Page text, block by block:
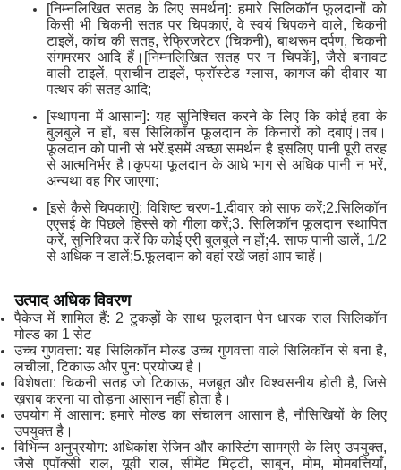
[निम्नलिखित सतह के लिए समर्थन]: हमारे सिलिकॉन फूलदानों को
किसी भी चिकनी सतह पर चिपकाएं, वे स्वयं चिपकने वाले, चिकनी
टाइलें, कांच की सतह, रेफ्रिजरेटर (चिकनी), बाथरूम दर्पण, चिकनी
संगमरमर आदि हैं।[निम्नलिखित सतह पर न चिपकें], जैसे बनावट
वाली टाइलें, प्राचीन टाइलें, फ्रॉस्टेड ग्लास, कागज की दीवार या
पत्थर की सतह आदि;
[स्थापना में आसान]: यह सुनिश्चित करने के लिए कि कोई हवा के
बुलबुले न हों, बस सिलिकॉन फूलदान के किनारों को दबाएं।तब।
फूलदान को पानी से भरें.इसमें अच्छा समर्थन है इसलिए पानी पूरी तरह
से आत्मनिर्भर है।कृपया फूलदान के आधे भाग से अधिक पानी न भरें,
अन्यथा वह गिर जाएगा;
[इसे कैसे चिपकाएं]: विशिष्ट चरण-1.दीवार को साफ करें;2.सिलिकॉन
एएसई के पिछले हिस्से को गीला करें;3. सिलिकॉन फूलदान स्थापित
करें, सुनिश्चित करें कि कोई एरी बुलबुले न हों;4. साफ पानी डालें, 1/2
से अधिक न डालें;5.फूलदान को वहां रखें जहां आप चाहें।
उत्पाद अधिक विवरण
पैकेज में शामिल हैं: 2 टुकड़ों के साथ फूलदान पेन धारक राल सिलिकॉन
मोल्ड का 1 सेट
उच्च गुणवत्ता: यह सिलिकॉन मोल्ड उच्च गुणवत्ता वाले सिलिकॉन से बना है,
लचीला, टिकाऊ और पुन: प्रयोज्य है।
विशेषता: चिकनी सतह जो टिकाऊ, मजबूत और विश्वसनीय होती है, जिसे
ख़राब करना या तोड़ना आसान नहीं होता है।
उपयोग में आसान: हमारे मोल्ड का संचालन आसान है, नौसिखियों के लिए
उपयुक्त है।
विभिन्न अनुप्रयोग: अधिकांश रेजिन और कास्टिंग सामग्री के लिए उपयुक्त,
जैसे एपॉक्सी राल, यूवी राल, सीमेंट मिट्टी, साबुन, मोम, मोमबत्तियाँ,